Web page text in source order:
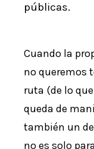
públicas.
Cuando la
no queremos
ruta (de lo
queda de
también un
no es solo